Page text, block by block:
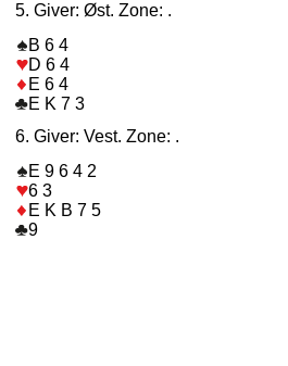
5. Giver: Øst. Zone: .
B 6 4
D 6 4
E 6 4
E K 7 3
6. Giver: Vest. Zone: .
E 9 6 4 2
6 3
E K B 7 5
9